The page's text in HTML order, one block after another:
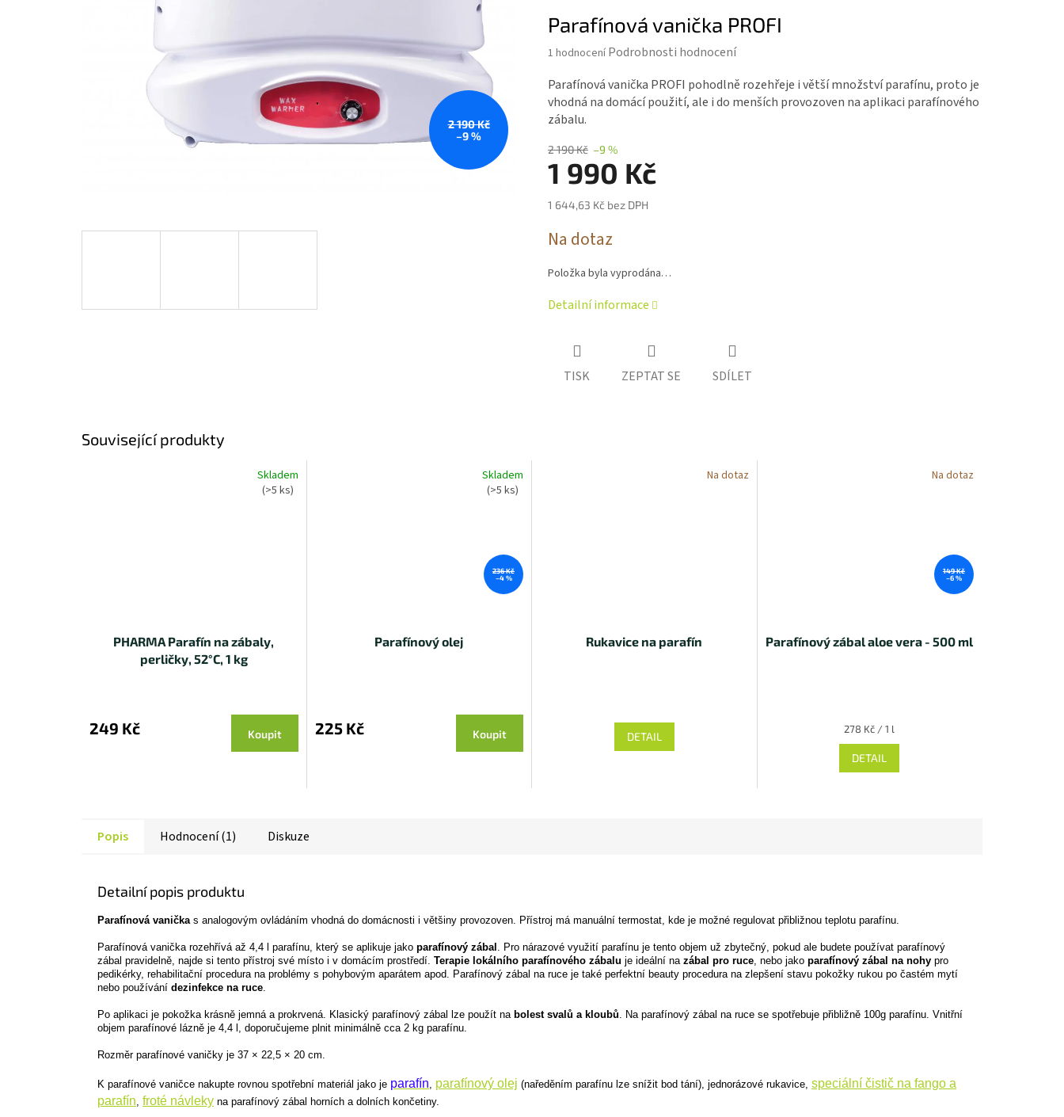
2 190 Kč
–9 %
Parafínová vanička PROFI
Průměrné
produktu
je
4,0
z 5
1 hodnocení Podrobnosti hodnocení
Parafínová vanička PROFI pohodlně rozehřeje i větší množství parafínu, proto je
vhodná na domácí použití, ale i do menších provozoven na aplikaci parafínového
zábalu.
2 190 Kč –9 %
1 990 Kč
1 644,63 Kč bez DPH
cena:
Na dotaz
Položka byla vyprodána…
Detailní informace
TISK ZEPTAT SE SDÍLET
Související produkty
Skladem
(>5 ks)
PHARMA Parafín na zábaly,
perličky, 52°C, 1 kg
produktu
je
249 Kč Koupit
236 Kč
–4 %
Skladem
(>5 ks)
Parafínový olej
produktu
je
225 Kč Koupit
Na dotaz
Rukavice na parafín
DETAIL
149 Kč
–6 %
Na dotaz
Parafínový zábal aloe vera - 500 ml
Měrná
cena:
278 Kč / 1 l
DETAIL
Popis Hodnocení (1) Diskuze
Detailní popis produktu
Parafínová vaničkas analogovým ovládáním vhodná do domácnosti i většiny provozoven. Přístroj má manuální termostat, kde je možné regulovat přibližnou teplotu parafínu.
Parafínová vanička rozehřívá až 4,4 l parafínu, který se aplikuje jako parafínový zábal . Pro nárazové využití parafínu je tento objem už zbytečný, pokud ale budete používat parafínový
zábal pravidelně, najde si tento přístroj své místo i v domácím prostředí. Terapie lokálního parafínového zábalu je ideální na zábal pro ruce, nebo jako parafínový zábal na nohy pro
pedikérky, rehabilitační procedura na problémy s pohybovým aparátem apod. Parafínový zábal na ruce je také perfektní beauty procedura na zlepšení stavu pokožky rukou po častém mytí
nebo používání dezinfekce na ruce.
Po aplikaci je pokožka krásně jemná a prokrvená. Klasický parafínový zábal lze použít na bolest svalů a kloubů. Na parafínový zábal na ruce se spotřebuje přibližně 100g parafínu. Vnitřní
objem parafínové lázně je 4,4 l, doporučujeme plnit minimálně cca 2 kg parafínu.
Rozměr parafínové vaničky je 37 × 22,5 × 20 cm.
K parafínové vaničce nakupte rovnou spotřební materiál jako je parafín, parafínový olej (naředěním parafínu lze snížit bod tání), jednorázové rukavice, speciální čistič na fango a
parafín, froté návleky na parafínový zábal horních a dolních končetiny.